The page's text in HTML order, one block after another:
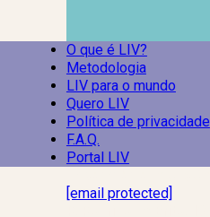
O que é LIV?
Metodologia
LIV para o mundo
Quero LIV
Política de privacidade
F.A.Q.
Portal LIV
[email protected]